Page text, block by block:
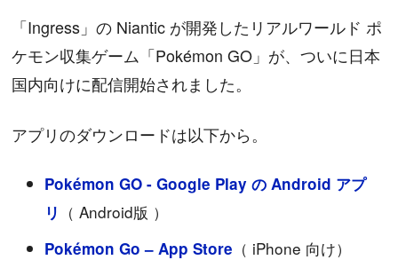
「Ingress」の Niantic が開発したリアルワールド ポ
ケモン収集ゲーム「Pokémon GO」が、ついに日本
国内向けに配信開始されました。
アプリのダウンロードは以下から。
Pokémon GO - Google Play の Android アプ
リ （ Android版 ）
Pokémon Go – App Store （ iPhone 向け）